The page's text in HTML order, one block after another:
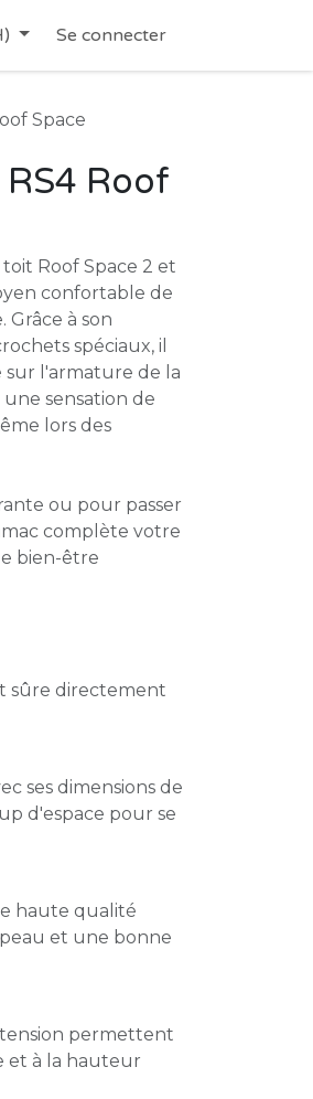
Se connecter
Space
Roof
Roof Space 2 et
confortable de
à son
spéciaux, il
l'armature de la
sensation de
lors des
ou pour passer
complète votre
bien-être
sûre directement
ses dimensions de
d'espace pour se
haute qualité
et une bonne
permettent
et à la hauteur